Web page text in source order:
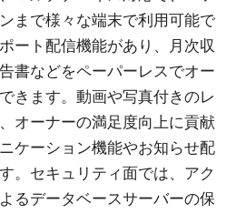
まで様々な端末で利用可能で
ート配信機能があり、月次収
書などをペーパーレスでオー
きます。動画や写真付きのレ
オーナーの満足度向上に貢献
ケーション機能やお知らせ配
。セキュリティ面では、アク
るデータベースサーバーの保